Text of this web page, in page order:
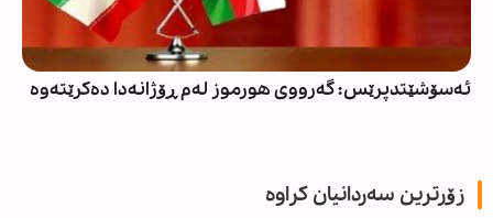
ئەسۆشێتدپرێس: گەرووی هورموز لەم ڕۆژانەدا دەکرێتەوە
زۆرترین سەردانیان کراوە